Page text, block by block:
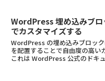
WordPress 埋め込みブ
でカスタマイズする
WordPress の埋め込みブロッ
を配置することで自由度の高い
これは WordPress 公式のドキ